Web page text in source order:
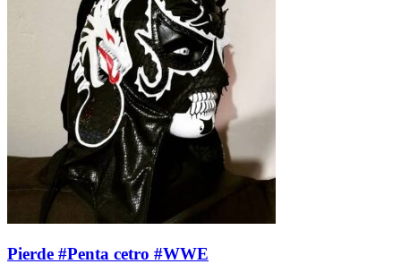
Pierde #Penta cetro #WWE